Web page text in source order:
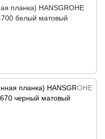
планка) HANSGROHE
белый матовый